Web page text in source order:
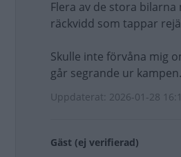
Flera av de stora bilarna
räckvidd som tappar
Skulle inte förvåna mig
går segrande ur kampen.
Uppdaterat: 2026-01-28
Gäst (ej verifierad)